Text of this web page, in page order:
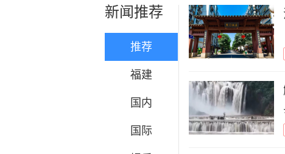
新闻推荐
推荐
福建
国内
国际